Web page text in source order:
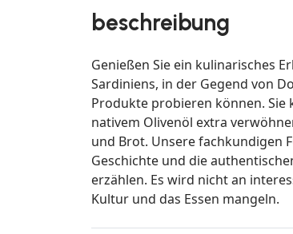
beschreibung
Genießen Sie ein kulinarisches
Sardiniens, in der Gegend von
Produkte probieren können.
nativem Olivenöl extra
und Brot. Unsere fachkundigen
Geschichte und die
erzählen. Es wird nicht an
Kultur und das Essen mangeln.